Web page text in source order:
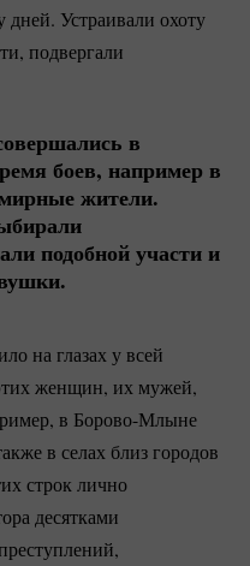
дней. Устраивали охоту
подвергали
в
боев, например в
жители.
подобной участи и
на глазах у всей
женщин, их мужей,
в Борово-Млыне
в селах близ городов
строк лично
десятками